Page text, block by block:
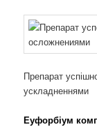
Препарат
ускладненнями
Еуфорбіум